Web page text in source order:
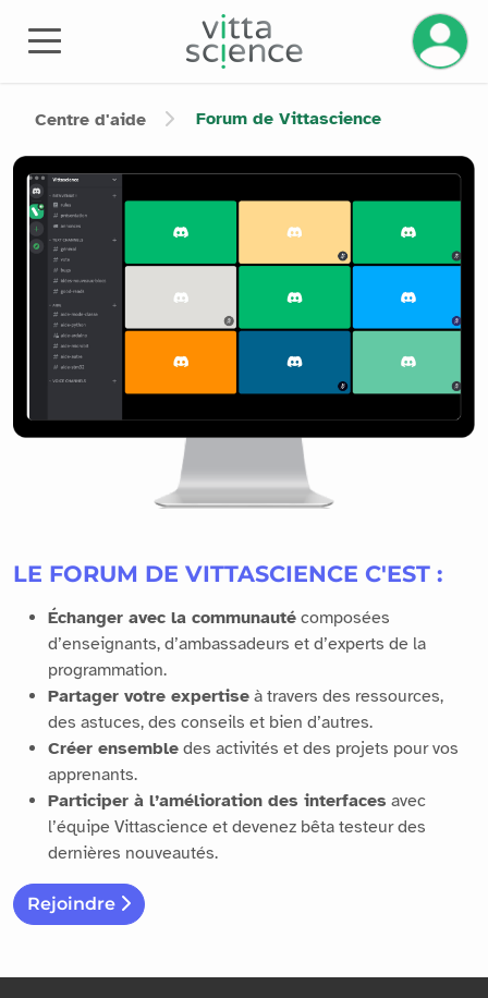
Gérez
Centre d'aide Forum de Vittascience
LE FORUM DE VITTASCIENCE C'EST :
Échanger avec la communauté composées
d’enseignants, d’ambassadeurs et d’experts de la
programmation.
Partager votre expertise à travers des ressources,
des astuces, des conseils et bien d’autres.
Créer ensemble des activités et des projets pour vos
apprenants.
Participer à l’amélioration des interfaces avec
l’équipe Vittascience et devenez bêta testeur des
dernières nouveautés.
Rejoindre